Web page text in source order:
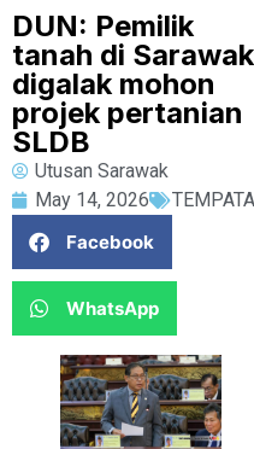
DUN: Pemilik
tanah di Sarawak
digalak mohon
projek pertanian
SLDB
Utusan Sarawak
May 14, 2026
Facebook
WhatsApp